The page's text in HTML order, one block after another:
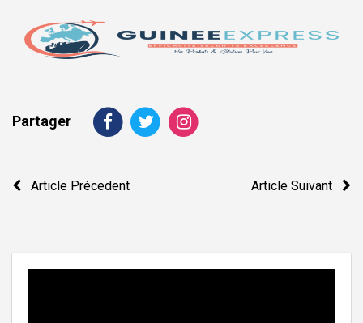
Partager
Navigation
Article Précedent Article Suivant